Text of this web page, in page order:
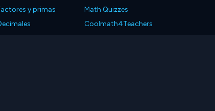
y primas
Math Quizzes
Coolmath4Teachers